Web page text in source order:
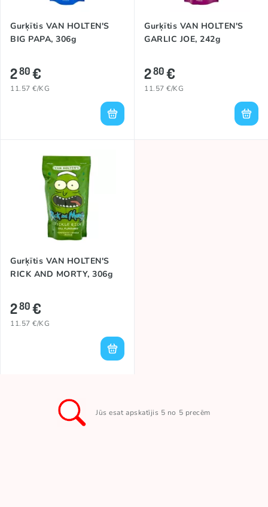
Gurķītis VAN HOLTEN'S
BIG PAPA, 306g
280€
11.57 €/KG
Gurķītis VAN HOLTEN'S
GARLIC JOE, 242g
280€
11.57 €/KG
Gurķītis VAN HOLTEN'S
RICK AND MORTY, 306g
280€
11.57 €/KG
Jūs esat apskatījis 5 no 5 precēm